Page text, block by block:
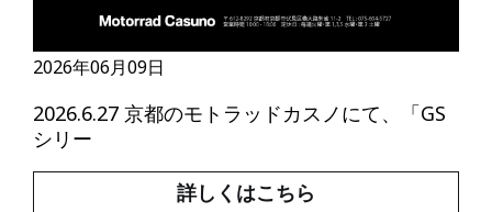
2026.6.27 京都のモトラッドカスノにて、「GS
シリー
2026年06月09日
詳しくはこちら